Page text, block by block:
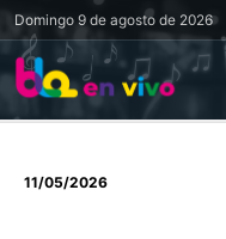
Domingo 9 de agosto de 2026
11/05/2026